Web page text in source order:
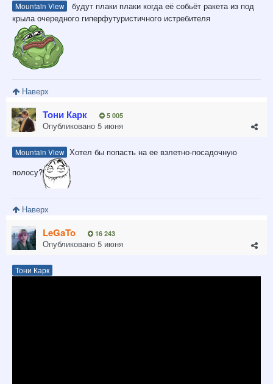
Mountain View
будут плаки плаки когда её собьёт ракета из под
крыла очередного гиперфутуристичного истребителя
Наверх
Тони Карк 5 005
Опубликовано 5 июня
Mountain View Хотел бы попасть на ее взлетно-посадочную
полосу?
Наверх
LeGaTo 16 243
Опубликовано 5 июня
Тони Карк